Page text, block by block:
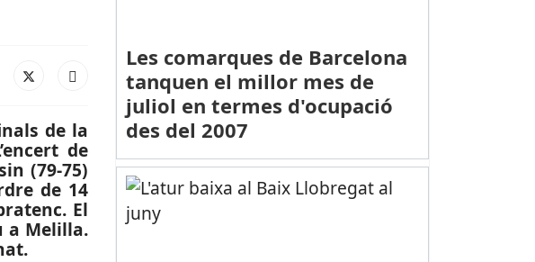
de la
de
(79-75)
de 14
El
a Melilla.
Les comarques de Barcelona
tanquen el millor mes de
juliol en termes d'ocupació
des del 2007